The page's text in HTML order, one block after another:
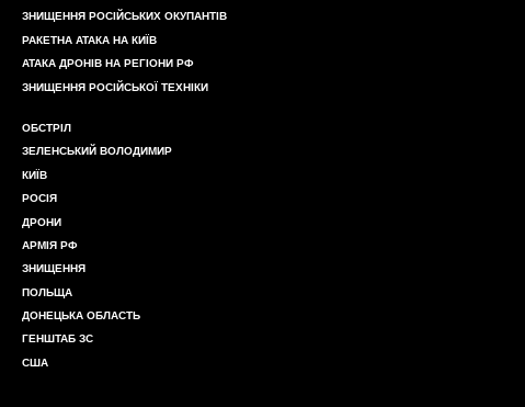
ЗНИЩЕННЯ РОСІЙСЬКИХ ОКУПАНТІВ
РАКЕТНА АТАКА НА КИЇВ
АТАКА ДРОНІВ НА РЕГІОНИ РФ
ЗНИЩЕННЯ РОСІЙСЬКОЇ ТЕХНІКИ
ОБСТРІЛ
ЗЕЛЕНСЬКИЙ ВОЛОДИМИР
КИЇВ
РОСІЯ
ДРОНИ
АРМІЯ РФ
ЗНИЩЕННЯ
ПОЛЬЩА
ДОНЕЦЬКА ОБЛАСТЬ
ГЕНШТАБ ЗС
США